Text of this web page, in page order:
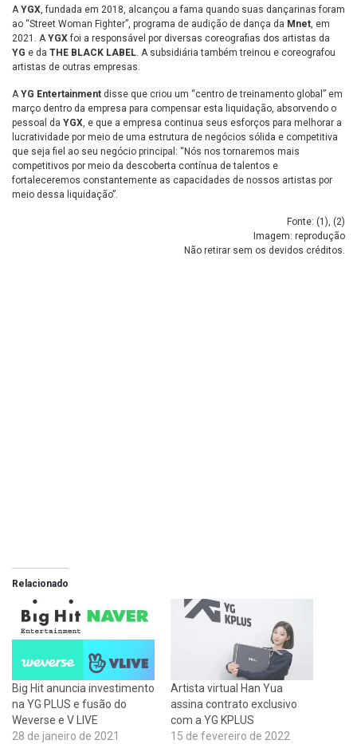
AYGX, fundada em 2018, alcançou a fama quando suas dançarinas foram
ao “Street Woman Fighter”, programa de audição de dança da Mnet, em
2021. AYGXfoi a responsável por diversas coreografias dos artistas da
YG e da THE BLACK LABEL. A subsidiária também treinou e coreografou
artistas de outras empresas.
AYG Entertainment disse que criou um “centro de treinamento global” em
março dentro da empresa para compensar esta liquidação, absorvendo o
pessoal da YGX, e que a empresa continua seus esforços para melhorar a
lucratividade por meio de uma estrutura de negócios sólida e competitiva
que seja fiel ao seu negócio principal: “Nós nos tornaremos mais
competitivos por meio da descoberta contínua de talentos e
fortaleceremos constantemente as capacidades de nossos artistas por
meio dessa liquidação”.
Fonte: (1 ), (2)
Imagem: reprodução
Não retirar sem os devidos créditos.
Relacionado
Big Hit anuncia investimento
na YG PLUS e fusão do
Weverse e V LIVE
28 de janeiro de 2021
Artista virtual Han Yua
assina contrato exclusivo
com a YG KPLUS
15 de fevereiro de 2022